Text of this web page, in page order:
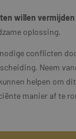
willen vermijden
oplossing.
conflicten
Neem
helpen om
manier af te